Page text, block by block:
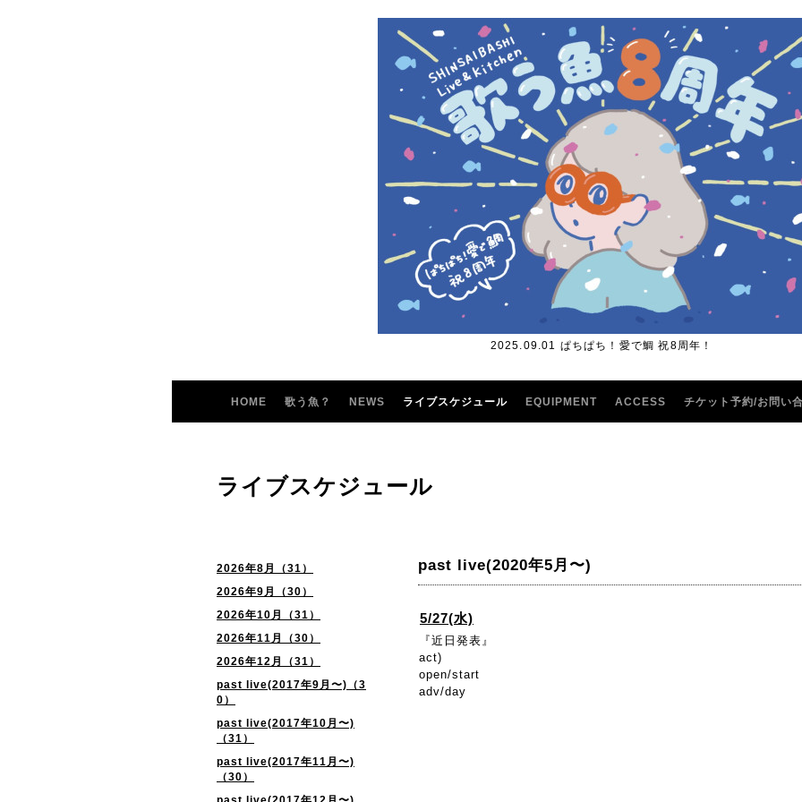
2025.09.01 ぱちぱち！愛で鯛 祝8周年！
HOME 歌う魚？ NEWS ライブスケジュール EQUIPMENT ACCESS チケット予約/お問い
2026年8月（31）
2026年9月（30）
2026年10月（31）
2026年11月（30）
2026年12月（31）
past live(2017年9月〜)（3
0）
past live(2017年10月〜)
（31）
past live(2017年11月〜)
（30）
ライブスケジュール
past live(2020年5月〜)
5/27(水)
『近日発表』
act)
open/start
adv/day